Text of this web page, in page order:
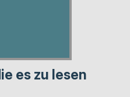
es zu lesen